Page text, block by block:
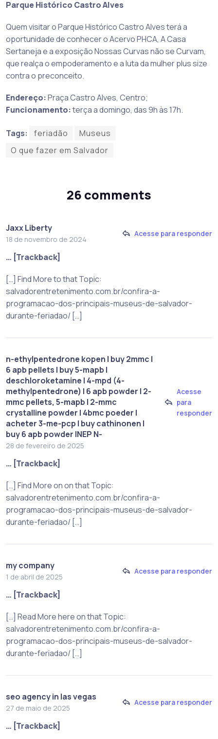
Parque Histórico Castro Alves
Quem visitar o Parque Histórico Castro Alves terá a
oportunidade de conhecer o Acervo PHCA, A Casa
Sertaneja e a exposição Nossas Curvas não se Curvam,
que realça o empoderamento e a luta da mulher plus size
contra o preconceito.
Endereço:Praça Castro Alves, Centro;
Funcionamento:terça a domingo, das 9h às 17h.
Tags: feriadão
Museus
O que fazer em Salvador
26 comments
Jaxx Liberty
18 de novembro de 2024
Acesse para responder
… [Trackback]
[…] Find More to that Topic:
salvadorentretenimento.com.br/confira-a-
programacao-dos-principais-museus-de-salvador-
durante-feriadao/ […]
n-ethylpentedrone kopen | buy 2mmc |
6 apb pellets | buy 5-mapb |
deschloroketamine | 4-mpd (4-
methylpentedrone) | 6 apb powder | 2-
mmc pellets, 5-mapb | 2-mmc
crystalline powder | 4bmc poeder |
acheter 3-me-pcp | buy cathinonen |
buy 6 apb powder |NEP N-
28 de fevereiro de 2025
Acesse
para
responder
… [Trackback]
[…] Find More on on that Topic:
salvadorentretenimento.com.br/confira-a-
programacao-dos-principais-museus-de-salvador-
durante-feriadao/ […]
my company
1 de abril de 2025
Acesse para responder
… [Trackback]
[…] Read More here on that Topic:
salvadorentretenimento.com.br/confira-a-
programacao-dos-principais-museus-de-salvador-
durante-feriadao/ […]
seo agency in las vegas
27 de maio de 2025
Acesse para responder
… [Trackback]